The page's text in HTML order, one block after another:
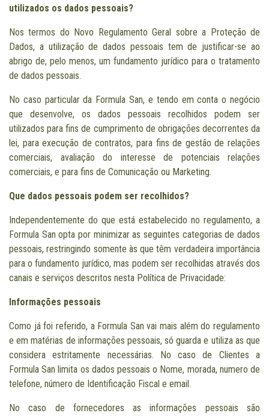
utilizados os dados pessoais?
Nos termos do Novo Regulamento Geral sobre a Proteção de
Dados, a utilização de dados pessoais tem de justificar-se ao
abrigo de, pelo menos, um fundamento jurídico para o tratamento
de dados pessoais.
No caso particular da Formula San, e tendo em conta o negócio
que desenvolve, os dados pessoais recolhidos podem ser
utilizados para fins de cumprimento de obrigações decorrentes da
lei, para execução de contratos, para fins de gestão de relações
comerciais, avaliação do interesse de potenciais relações
comerciais, e para fins de Comunicação ou Marketing.
Que dados pessoais podem ser recolhidos?
Independentemente do que está estabelecido no regulamento, a
Formula San opta por minimizar as seguintes categorias de dados
pessoais, restringindo somente às que têm verdadeira importância
para o fundamento jurídico, mas podem ser recolhidas através dos
canais e serviços descritos nesta Política de Privacidade:
Informações pessoais
Como já foi referido, a Formula San vai mais além do regulamento
e em matérias de informações pessoais, só guarda e utiliza as que
considera estritamente necessárias. No caso de Clientes a
Formula San limita os dados pessoais o Nome, morada, numero de
telefone, número de Identificação Fiscal e email.
No caso de fornecedores as informações pessoais são